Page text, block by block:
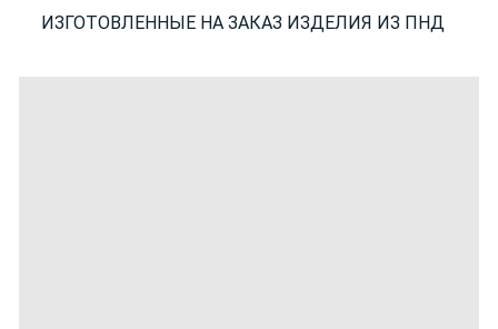
ИЗГОТОВЛЕННЫЕ НА ЗАКАЗ ИЗДЕЛИЯ ИЗ ПНД